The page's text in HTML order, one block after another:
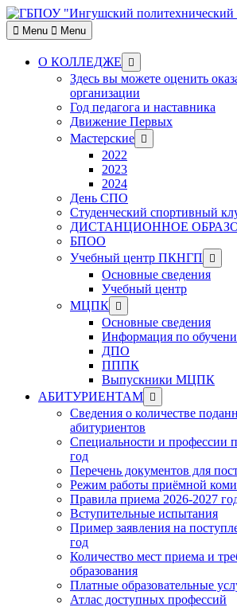
Skip
to
content
Menu Menu
О КОЛЛЕДЖЕ
Show
sub
menu
Здесь вы можете оценить
организации
Год педагога и наставника
Движение Первых
Мастерские Show
sub
2022
2023
2024
День СПО
Студенческий спортивный
ДИСТАНЦИОННОЕ
БПОО
Учебный центр ПКНГП
Show
sub
menu
Основные сведения
Учебный центр
МЦПК Show
sub
menu
Основные сведения
Информация по
ДПО
ПППК
Выпускники МЦПК
АБИТУРИЕНТАМ Show
sub
menu
Сведения о количестве
абитуриентов
Специальности и профессии
год
Перечень документов для
Режим работы приёмной
Правила приема 2026-2027
Вступительные испытания
Пример заявления на
год
Количество мест приема и
образования
Платные образовательные
Атлас доступных профессий